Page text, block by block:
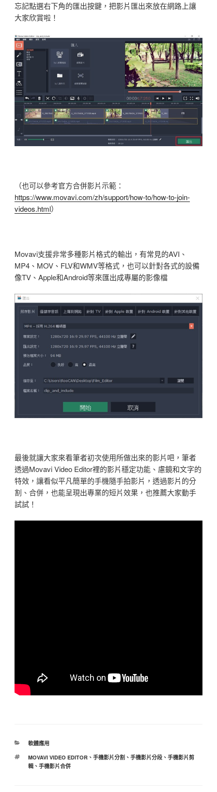
忘記點選右下角的匯出按鍵，把影片匯出來放在網路上讓
大家欣賞啦！
（也可以參考官方合併影片示範：
https://www.movavi.com/zh/support/how-to/how-to-join-
videos.html）
Movavi支援非常多種影片格式的輸出，有常見的AVI、
MP4、MOV、FLV和WMV等格式，也可以針對各式的設備
像TV、Apple和Android等來匯出成專屬的影像檔
最後就讓大家來看筆者初次使用所做出來的影片吧，筆者
透過Movavi Video Editor裡的影片穩定功能、慮鏡和文字的
特效，讓看似平凡簡單的手機隨手拍影片，透過影片的分
割、合併，也能呈現出專業的短片效果，也推薦大家動手
試試！
分
軟體應用
標
籤
MOVAVI VIDEO EDITOR、 手機影片分割、 手機影片分段、 手機影片剪
輯、 手機影片合併